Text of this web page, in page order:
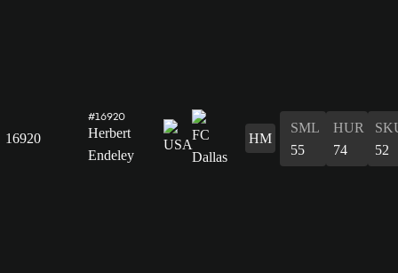
16920
#16920
Herbert
Endeley
HM
SML
55
HUR
74
52